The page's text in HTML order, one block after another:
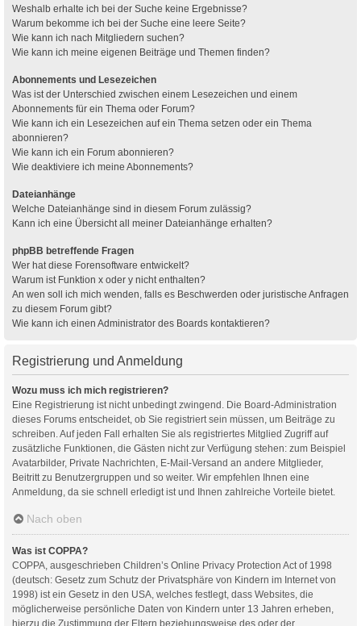
Weshalb erhalte ich bei der Suche keine Ergebnisse?
Warum bekomme ich bei der Suche eine leere Seite?
Wie kann ich nach Mitgliedern suchen?
Wie kann ich meine eigenen Beiträge und Themen finden?
Abonnements und Lesezeichen
Was ist der Unterschied zwischen einem Lesezeichen und einem
Abonnements für ein Thema oder Forum?
Wie kann ich ein Lesezeichen auf ein Thema setzen oder ein Thema
abonnieren?
Wie kann ich ein Forum abonnieren?
Wie deaktiviere ich meine Abonnements?
Dateianhänge
Welche Dateianhänge sind in diesem Forum zulässig?
Kann ich eine Übersicht all meiner Dateianhänge erhalten?
phpBB betreffende Fragen
Wer hat diese Forensoftware entwickelt?
Warum ist Funktion x oder y nicht enthalten?
An wen soll ich mich wenden, falls es Beschwerden oder juristische Anfragen
zu diesem Forum gibt?
Wie kann ich einen Administrator des Boards kontaktieren?
Registrierung und Anmeldung
Wozu muss ich mich registrieren?
Eine Registrierung ist nicht unbedingt zwingend. Die Board-Administration
dieses Forums entscheidet, ob Sie registriert sein müssen, um Beiträge zu
schreiben. Auf jeden Fall erhalten Sie als registriertes Mitglied Zugriff auf
zusätzliche Funktionen, die Gästen nicht zur Verfügung stehen: zum Beispiel
Avatarbilder, Private Nachrichten, E-Mail-Versand an andere Mitglieder,
Beitritt zu Benutzergruppen und so weiter. Wir empfehlen Ihnen eine
Anmeldung, da sie schnell erledigt ist und Ihnen zahlreiche Vorteile bietet.
Nach oben
Was ist COPPA?
COPPA, ausgeschrieben Children’s Online Privacy Protection Act of 1998
(deutsch: Gesetz zum Schutz der Privatsphäre von Kindern im Internet von
1998) ist ein Gesetz in den USA, welches festlegt, dass Websites, die
möglicherweise persönliche Daten von Kindern unter 13 Jahren erheben,
hierzu die Zustimmung der Eltern beziehungsweise des oder der